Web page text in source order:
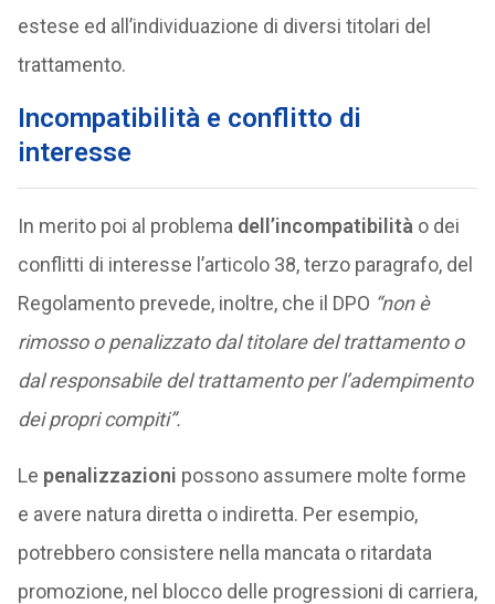
estese ed all’individuazione di diversi titolari del
trattamento.
Incompatibilità e conflitto di
interesse
In merito poi al problema dell’incompatibilità o dei
conflitti di interesse l’articolo 38, terzo paragrafo, del
Regolamento prevede, inoltre, che il DPO “non è
rimosso o penalizzato dal titolare del trattamento o
dal responsabile del trattamento per l’adempimento
dei propri compiti”.
Le penalizzazioni possono assumere molte forme
e avere natura diretta o indiretta. Per esempio,
potrebbero consistere nella mancata o ritardata
promozione, nel blocco delle progressioni di carriera,